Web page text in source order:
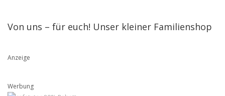
Von uns – für euch! Unser kleiner Familienshop
Anzeige
Werbung